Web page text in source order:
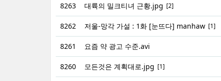
8263 대륙의 밀크티녀 근황.jpg [2]
8262 저울-망각 가설 : 1화 [눈뜨다] manhaw [1]
8261 요즘 약 광고 수준.avi
8260 모든것은 계획대로.jpg [1]